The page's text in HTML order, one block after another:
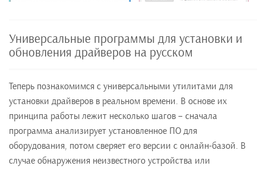
Универсальные программы для установки и
обновления драйверов на русском
Теперь познакомимся с универсальными утилитами для
установки драйверов в реальном времени. В основе их
принципа работы лежит несколько шагов – сначала
программа анализирует установленное ПО для
оборудования, потом сверяет его версии с онлайн-базой. В
случае обнаружения неизвестного устройства или